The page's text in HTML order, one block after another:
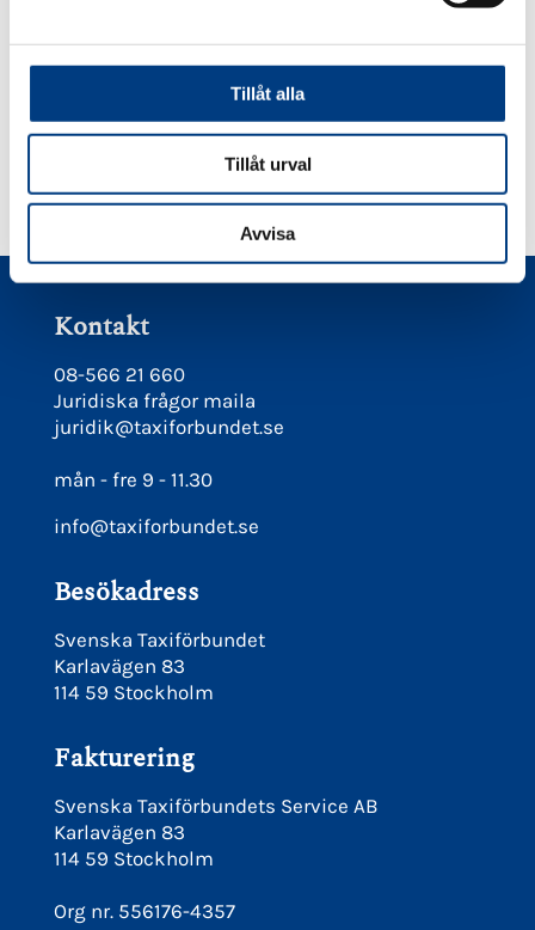
Tillåt alla
Tillåt urval
Avvisa
Kontakt
08-566 21 660
Juridiska frågor maila
juridik@taxiforbundet.se
mån - fre 9 - 11.30
info@taxiforbundet.se
Besökadress
Svenska Taxiförbundet
Karlavägen 83
114 59 Stockholm
Fakturering
Svenska Taxiförbundets Service AB
Karlavägen 83
114 59 Stockholm
Org nr. 556176-4357